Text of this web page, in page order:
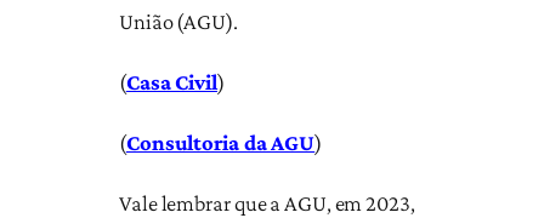
União (AGU).
(Casa Civil)
(Consultoria da AGU)
Vale lembrar que a AGU, em 2023,